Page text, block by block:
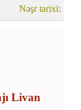
Nəşr tarixi:
Livan